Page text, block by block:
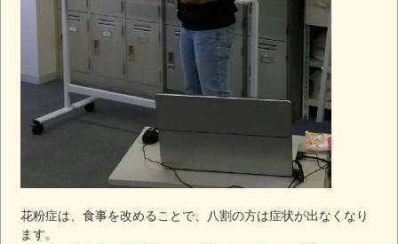
花粉症は、食事を改めることで、八割の方は症状が出なくなり
ます。